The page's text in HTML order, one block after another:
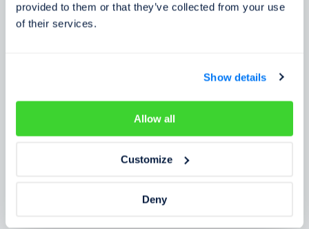
provided to them or that they’ve collected from your use
of their services.
Show details
Allow all
Customize
Deny